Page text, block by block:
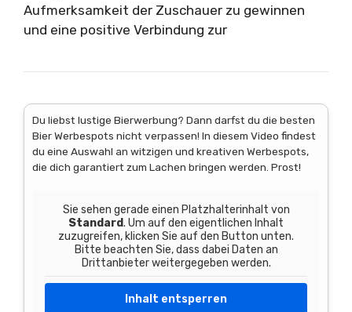
Aufmerksamkeit der Zuschauer zu gewinnen
und eine positive Verbindung zur
Du liebst lustige Bierwerbung? Dann darfst du die besten
Bier Werbespots nicht verpassen! In diesem Video findest
du eine Auswahl an witzigen und kreativen Werbespots,
die dich garantiert zum Lachen bringen werden. Prost!
Sie sehen gerade einen Platzhalterinhalt von
Standard. Um auf den eigentlichen Inhalt
zuzugreifen, klicken Sie auf den Button unten.
Bitte beachten Sie, dass dabei Daten an
Drittanbieter weitergegeben werden.
Inhalt entsperren